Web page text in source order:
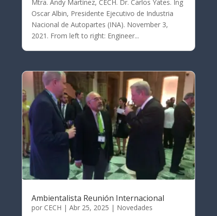
Mtra. Andy Martínez, CECH. Dr. Carlos Yates. Ing
Oscar Albin, Presidente Ejecutivo de Industria
Nacional de Autopartes (INA). November 3,
2021. From left to right: Engineer...
Ambientalista Reunión Internacional
por CECH | Abr 25, 2025 | Novedades